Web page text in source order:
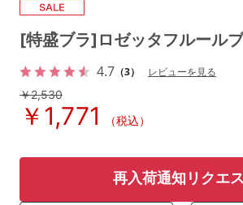
L-AB
LL-EF
その他から探す
お気に入り
新着アイテム
[特盛ブラ]ロゼッタフルール
4.7（3）
レビューを見る
￥2,530
￥1,771 （税込）
再入荷通知リクエ